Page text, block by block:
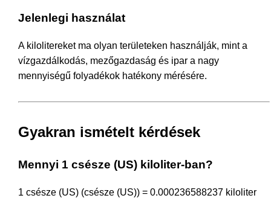
Jelenlegi használat
A kilolitereket ma olyan területeken használják, mint a
vízgazdálkodás, mezőgazdaság és ipar a nagy
mennyiségű folyadékok hatékony mérésére.
Gyakran ismételt kérdések
Mennyi 1 csésze (US) kiloliter-ban?
1 csésze (US) (csésze (US)) = 0.000236588237 kiloliter